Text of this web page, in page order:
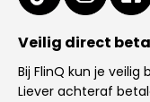
Veilig direct
Bij FlinQ kun je
Liever achteraf